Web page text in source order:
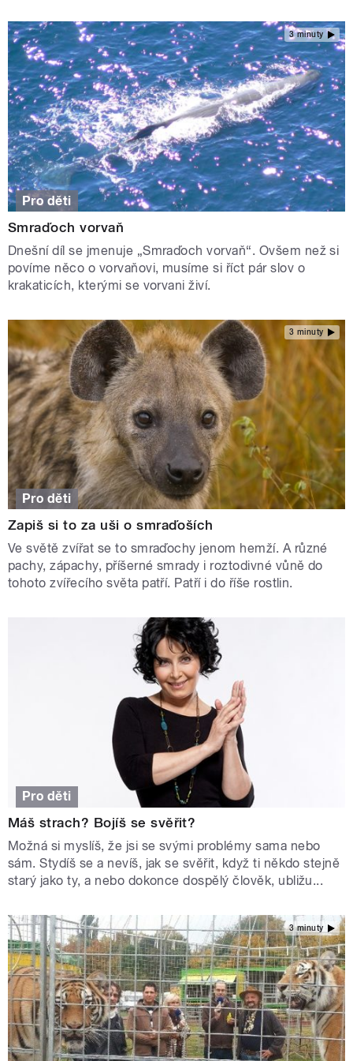
3 minuty
Pro děti
Smraďoch vorvaň
Dnešní díl se jmenuje „Smraďoch vorvaň“. Ovšem než si
povíme něco o vorvaňovi, musíme si říct pár slov o
krakaticích, kterými se vorvani živí.
3 minuty
Pro děti
Zapiš si to za uši o smraďoších
Ve světě zvířat se to smraďochy jenom hemží. A různé
pachy, zápachy, příšerné smrady i roztodivné vůně do
tohoto zvířecího světa patří. Patří i do říše rostlin.
Pro děti
Máš strach? Bojíš se svěřit?
Možná si myslíš, že jsi se svými problémy sama nebo
sám. Stydíš se a nevíš, jak se svěřit, když ti někdo stejně
starý jako ty, a nebo dokonce dospělý člověk, ubližu...
3 minuty